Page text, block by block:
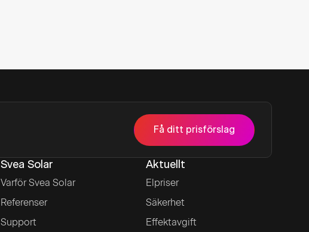
Få ditt prisförslag
Svea Solar
Varför Svea Solar
Referenser
Support
Aktuellt
Elpriser
Säkerhet
Effektavgift